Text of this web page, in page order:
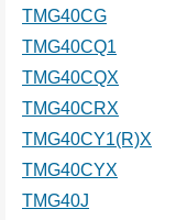
TMG40CG
TMG40CQ1
TMG40CQX
TMG40CRX
TMG40CY1(R)X
TMG40CYX
TMG40J